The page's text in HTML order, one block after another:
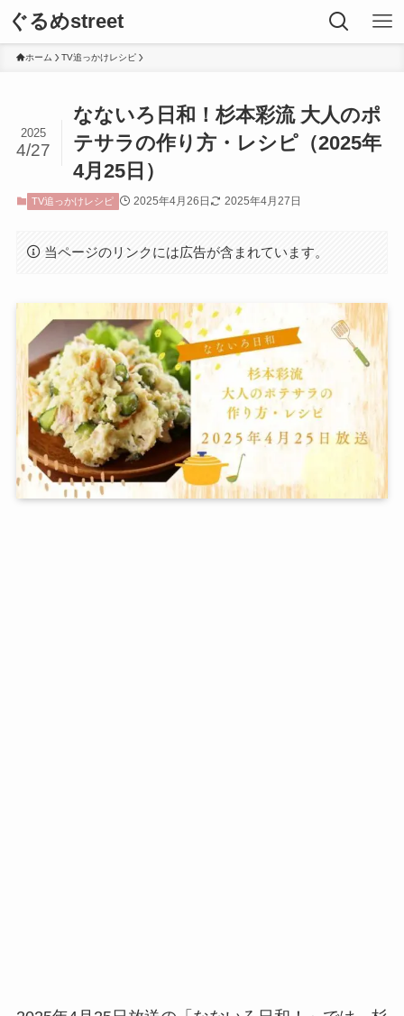
ぐるめstreet
ホーム TV追っかけレシピ
なないろ日和！杉本彩流 大人のポ
テサラの作り方・レシピ（2025年
4月25日）
2025
4/27
TV追っかけレシピ 2025年4月26日 2025年4月27日
当ページのリンクには広告が含まれています。